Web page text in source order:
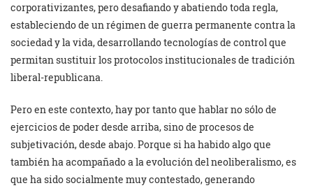
corporativizantes, pero desafiando y abatiendo toda regla,
estableciendo de un régimen de guerra permanente contra la
sociedad y la vida, desarrollando tecnologías de control que
permitan sustituir los protocolos institucionales de tradición
liberal-republicana.
Pero en este contexto, hay por tanto que hablar no sólo de
ejercicios de poder desde arriba, sino de procesos de
subjetivación, desde abajo. Porque si ha habido algo que
también ha acompañado a la evolución del neoliberalismo, es
que ha sido socialmente muy contestado, generando